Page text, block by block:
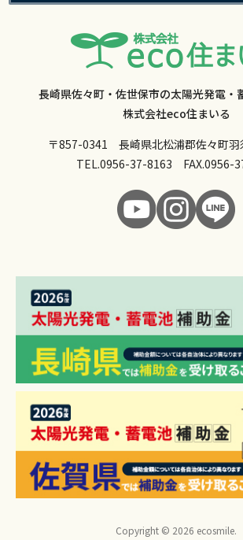
長崎県佐々町・佐世保市の太陽光発電・
株式会社eco住まいる
〒857-0341 長崎県北松浦郡佐々町羽
TEL.0956-37-8163 FAX.0956-
Copyright © 2026 ecosmile.